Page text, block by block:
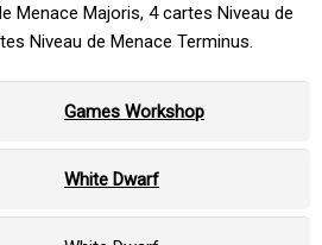
Menace Majoris, 4 cartes Niveau de
Niveau de Menace Terminus.
Games Workshop
White Dwarf